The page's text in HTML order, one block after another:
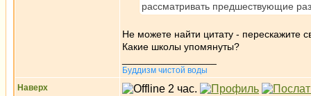
рассматривать предшествующие
Не можете найти цитату -
Какие школы упомянуты?
Буддизм чистой воды
Наверх